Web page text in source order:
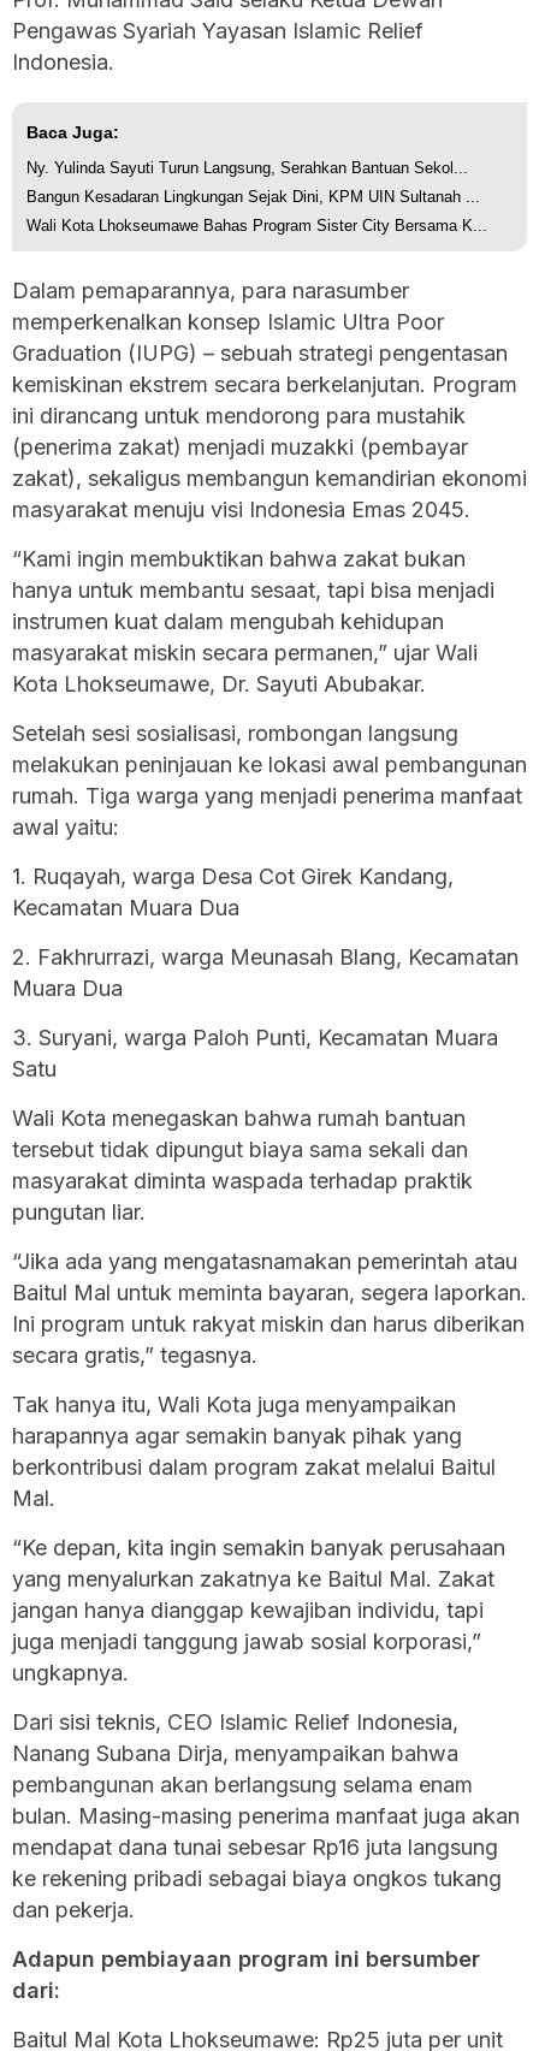
Pengawas Syariah Yayasan Islamic Relief
Indonesia.
Baca Juga:
Ny. Yulinda Sayuti Turun Langsung, Serahkan Bantuan Sekol...
Bangun Kesadaran Lingkungan Sejak Dini, KPM UIN Sultanah ...
Wali Kota Lhokseumawe Bahas Program Sister City Bersama K...
Dalam pemaparannya, para narasumber
memperkenalkan konsep Islamic Ultra Poor
Graduation (IUPG) – sebuah strategi pengentasan
kemiskinan ekstrem secara berkelanjutan. Program
ini dirancang untuk mendorong para mustahik
(penerima zakat) menjadi muzakki (pembayar
zakat), sekaligus membangun kemandirian ekonomi
masyarakat menuju visi Indonesia Emas 2045.
“Kami ingin membuktikan bahwa zakat bukan
hanya untuk membantu sesaat, tapi bisa menjadi
instrumen kuat dalam mengubah kehidupan
masyarakat miskin secara permanen,” ujar Wali
Kota Lhokseumawe, Dr. Sayuti Abubakar.
Setelah sesi sosialisasi, rombongan langsung
melakukan peninjauan ke lokasi awal pembangunan
rumah. Tiga warga yang menjadi penerima manfaat
awal yaitu:
1. Ruqayah, warga Desa Cot Girek Kandang,
Kecamatan Muara Dua
2. Fakhrurrazi, warga Meunasah Blang, Kecamatan
Muara Dua
3. Suryani, warga Paloh Punti, Kecamatan Muara
Satu
Wali Kota menegaskan bahwa rumah bantuan
tersebut tidak dipungut biaya sama sekali dan
masyarakat diminta waspada terhadap praktik
pungutan liar.
“Jika ada yang mengatasnamakan pemerintah atau
Baitul Mal untuk meminta bayaran, segera laporkan.
Ini program untuk rakyat miskin dan harus diberikan
secara gratis,” tegasnya.
Tak hanya itu, Wali Kota juga menyampaikan
harapannya agar semakin banyak pihak yang
berkontribusi dalam program zakat melalui Baitul
Mal.
“Ke depan, kita ingin semakin banyak perusahaan
yang menyalurkan zakatnya ke Baitul Mal. Zakat
jangan hanya dianggap kewajiban individu, tapi
juga menjadi tanggung jawab sosial korporasi,”
ungkapnya.
Dari sisi teknis, CEO Islamic Relief Indonesia,
Nanang Subana Dirja, menyampaikan bahwa
pembangunan akan berlangsung selama enam
bulan. Masing-masing penerima manfaat juga akan
mendapat dana tunai sebesar Rp16 juta langsung
ke rekening pribadi sebagai biaya ongkos tukang
dan pekerja.
Adapun pembiayaan program ini bersumber
dari:
Baitul Mal Kota Lhokseumawe: Rp25 juta per unit